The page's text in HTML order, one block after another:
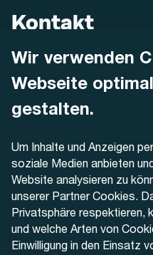
Wir verwenden
Webseite
gestalten.
Um Inhalte und Anzeigen
soziale Medien anbieten
Website analysieren zu
unserer Partner Cookies.
Privatsphäre respektieren,
und welche Arten von
Einwilligung in den Einsatz
Kontakt
AREMO
Dornacherstrasse 48
4500 Solothurn
+41 32 622 37 22
Kontaktformular